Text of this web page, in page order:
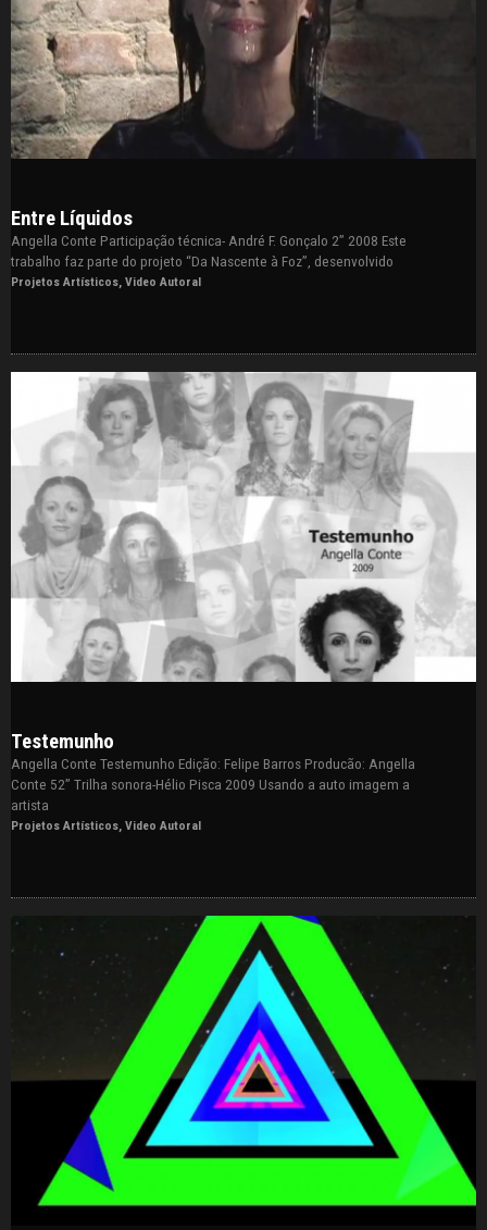
Entre Líquidos
Angella Conte Participação técnica- André F. Gonçalo 2” 2008 Este
trabalho faz parte do projeto “Da Nascente à Foz”, desenvolvido
Projetos Artísticos Video Autoral
Testemunho
Angella Conte Testemunho Edição: Felipe Barros Producão: Angella
Conte 52” Trilha sonora-Hélio Pisca 2009 Usando a auto imagem a
artista
Projetos Artísticos, Video Autoral